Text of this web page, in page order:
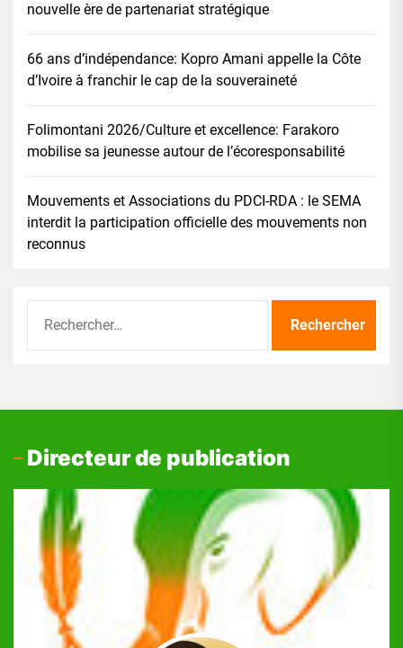
nouvelle ère de partenariat stratégique
66 ans d’indépendance: Kopro Amani appelle la Côte
d’Ivoire à franchir le cap de la souveraineté
Folimontani 2026/Culture et excellence: Farakoro
mobilise sa jeunesse autour de l’écoresponsabilité
Mouvements et Associations du PDCI-RDA : le SEMA
interdit la participation officielle des mouvements non
reconnus
Directeur de publication